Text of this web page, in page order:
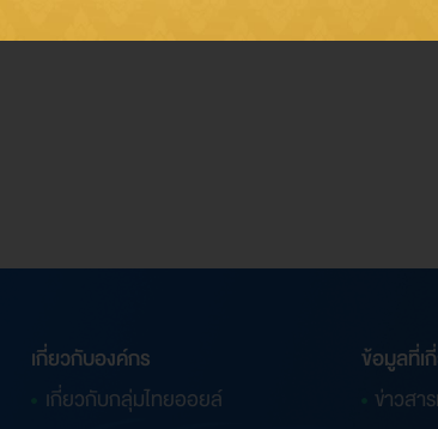
เกี่ยวกับองค์กร
เกี่ยวกับกลุ่มไทยออยล์
ข้อมูลที่เ
ข่าวสา